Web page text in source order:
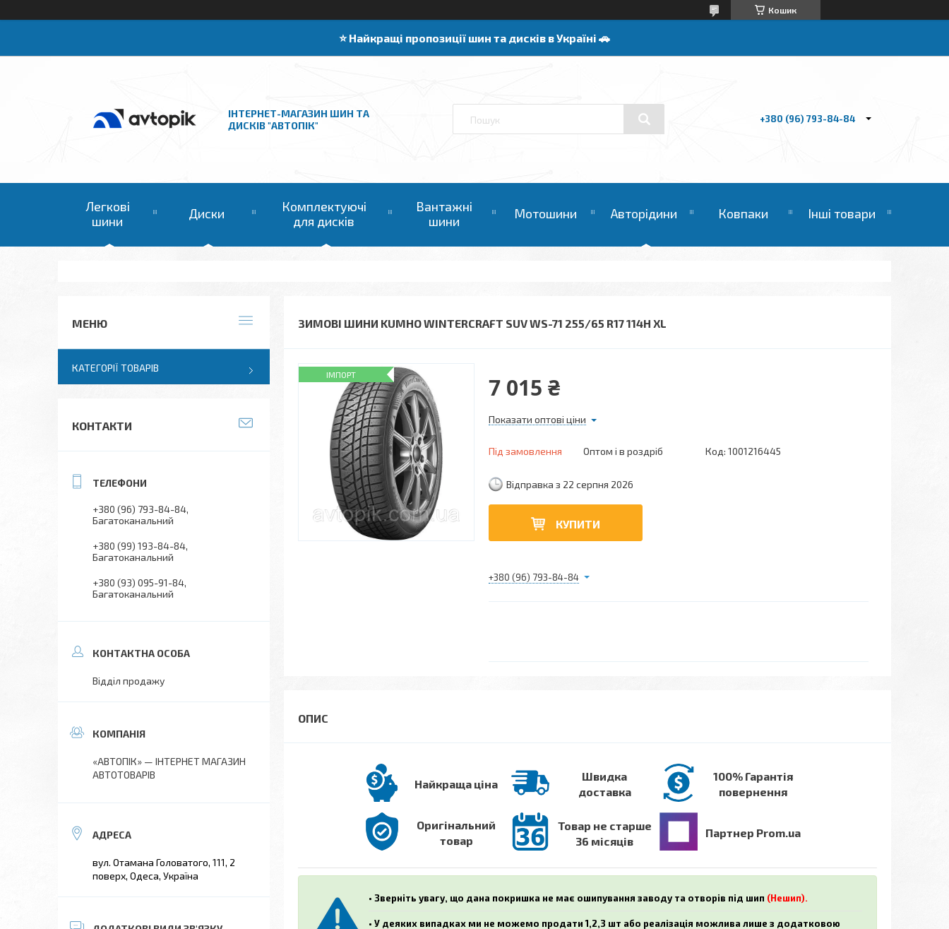
Кошик
⭐️ Найкращі пропозиції шин та дисків в Україні 🚗
ІНТЕРНЕТ-МАГАЗИН ШИН ТА
ДИСКІВ "АВТОПІК"
+380 (96) 793-84-84
Легкові
шини
Диски
Комплектуючі
для дисків
Вантажні
шини
Мотошини Авторідини Ковпаки Інші товари
ЗИМОВІ ШИНИ KUMHO WINTERCRAFT SUV WS-71 255/65 R17 114H XL
ІМПОРТ 7 015 ₴
Показати оптові ціни
Під замовлення Оптом і в роздріб Код: 1001216445
Відправка з 22 серпня 2026
КУПИТИ
+380 (96) 793-84-84
Найкраща ціна
Швидка
доставка
100% Гарантія
повернення
Оригінальний
товар
Товар не старше
36 місяців
Партнер Prom.ua
• Зверніть увагу, що дана покришка не має ошипування заводу та отворів під шип (Нешип).
• У деяких випадках ми не можемо продати 1,2,3 шт або реалізація можлива лише з додатковою
КАТЕГОРІЇ ТОВАРІВ
КОНТАКТИ
+380 (96) 793-84-84
Багатоканальний
+380 (99) 193-84-84
Багатоканальний
+380 (93) 095-91-84
Багатоканальний
Відділ продажу
«АВТОПІК» — ІНТЕРНЕТ МАГАЗИН
АВТОТОВАРІВ
вул. Отамана Головатого, 111, 2
поверх, Одеса, Україна